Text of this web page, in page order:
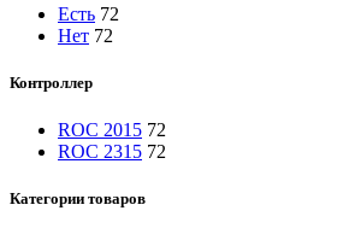
Есть 72
Нет 72
Контроллер
ROC 2015 72
ROC 2315 72
Категории товаров